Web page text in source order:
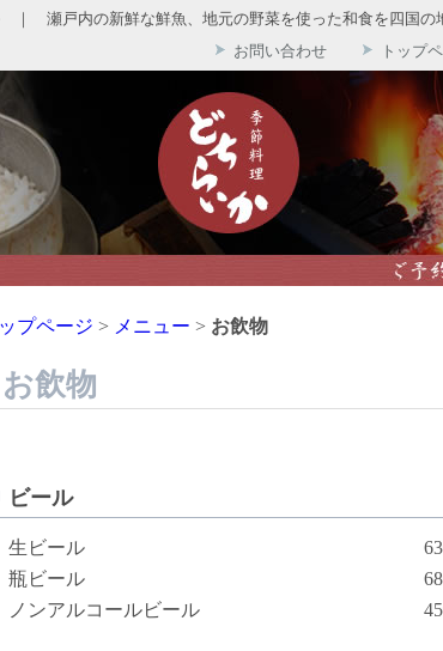
瀬戸内の新鮮な鮮魚、地元の野菜を使った和食を四国の
お問い合わせ
トップ
ップページ > メニュー > お飲物
お飲物
ビール
生ビール
瓶ビール
ノンアルコールビール